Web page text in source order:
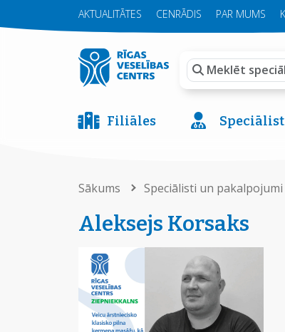
AKTUALITĀTES CENRĀDIS PAR MUMS
Filiāles
Sākums Speciālisti un pakalpojumi
Aleksejs Korsaks